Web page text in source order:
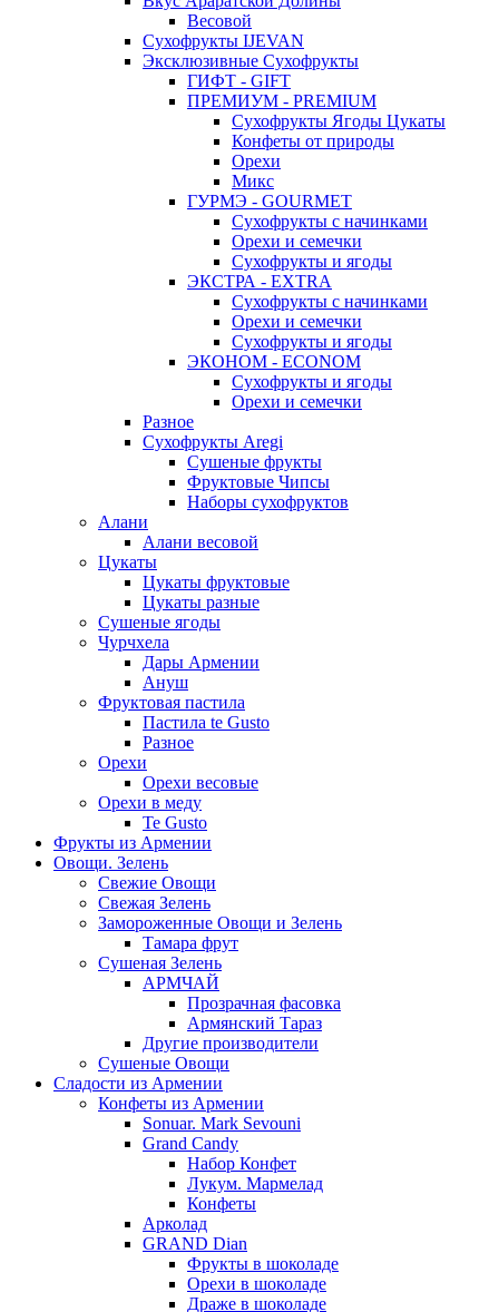
Весовой
Сухофрукты IJEVAN
Эксклюзивные Сухофрукты
ГИФТ - GIFT
ПРЕМИУМ - PREMIUM
Сухофрукты Ягоды Цукаты
Конфеты от природы
Орехи
Микс
ГУРМЭ - GOURMET
Сухофрукты с начинками
Орехи и семечки
Сухофрукты и ягоды
ЭКСТРА - EXTRA
Сухофрукты с начинками
Орехи и семечки
Сухофрукты и ягоды
ЭКОНОМ - ECONOM
Сухофрукты и ягоды
Орехи и семечки
Разное
Сухофрукты Aregi
Сушеные фрукты
Фруктовые Чипсы
Наборы сухофруктов
Алани
Алани весовой
Цукаты
Цукаты фруктовые
Цукаты разные
Сушеные ягоды
Чурчхела
Дары Армении
Ануш
Фруктовая пастила
Пастила te Gusto
Разное
Орехи
Орехи весовые
Орехи в меду
Te Gusto
Фрукты из Армении
Овощи. Зелень
Свежие Овощи
Свежая Зелень
Замороженные Овощи и Зелень
Тамара фрут
Сушеная Зелень
АРМЧАЙ
Прозрачная фасовка
Армянский Тараз
Другие производители
Сушеные Овощи
Сладости из Армении
Конфеты из Армении
Sonuar. Mark Sevouni
Grand Candy
Набор Конфет
Лукум. Мармелад
Конфеты
Арколад
GRAND Dian
Фрукты в шоколаде
Орехи в шоколаде
Драже в шоколаде